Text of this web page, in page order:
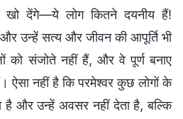
खो देंगे—ये लोग कितने दयनीय हैं!
उन्हें सत्य और जीवन की आपूर्ति भी
को संजोते नहीं हैं, और वे पूर्ण बनाए
ऐसा नहीं है कि परमेश्वर कुछ लोगों के
है और उन्हें अवसर नहीं देता है, बल्कि